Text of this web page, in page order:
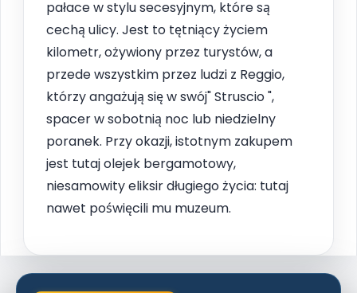
pałace w stylu secesyjnym, które są
cechą ulicy. Jest to tętniący życiem
kilometr, ożywiony przez turystów, a
przede wszystkim przez ludzi z Reggio,
którzy angażują się w swój" Struscio ",
spacer w sobotnią noc lub niedzielny
poranek. Przy okazji, istotnym zakupem
jest tutaj olejek bergamotowy,
niesamowity eliksir długiego życia: tutaj
nawet poświęcili mu muzeum.